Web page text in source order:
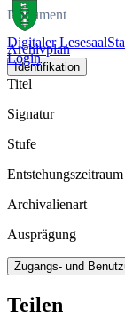
Digitaler Lesesaal
Login
Dokument
Archivplan
Identifikation
Titel
Signatur
Stufe
Entstehungszeitraum
Archivalienart
Ausprägung
Zugangs- und
Teilen